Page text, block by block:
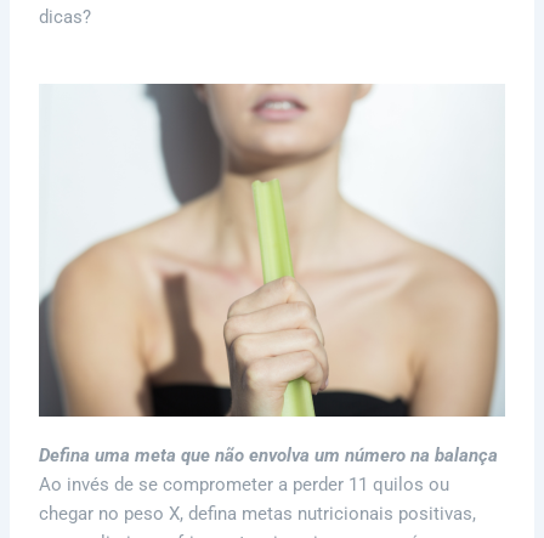
dicas?
Defina uma meta que não envolva um número na balança
Ao invés de se comprometer a perder 11 quilos ou
chegar no peso X, defina metas nutricionais positivas,